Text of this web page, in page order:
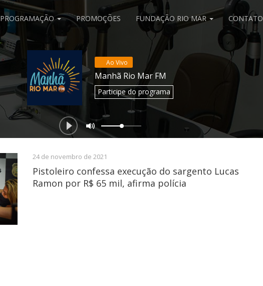
PROGRAMAÇÃO PROMOÇÕES FUNDAÇÃO RIO MAR CONTATO
Ao Vivo
Manhã Rio Mar FM
Participedo programa
24 de novembro de 2021
Pistoleiro confessa execução do sargento Lucas
Ramon por R$ 65 mil, afirma polícia